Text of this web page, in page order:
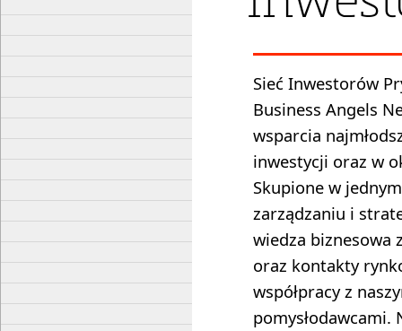
Sieć Inwestorów
Business Angels
wsparcia
inwestycji oraz w
Skupione w
zarządzaniu i
wiedza biznesowa
oraz kontakty
współpracy z
pomysłodawcami.